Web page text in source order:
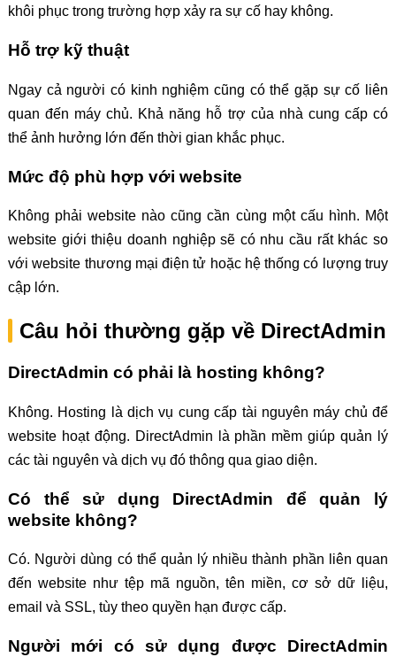
khôi phục trong trường hợp xảy ra sự cố hay không.
Hỗ trợ kỹ thuật
Ngay cả người có kinh nghiệm cũng có thể gặp sự cố liên
quan đến máy chủ. Khả năng hỗ trợ của nhà cung cấp có
thể ảnh hưởng lớn đến thời gian khắc phục.
Mức độ phù hợp với website
Không phải website nào cũng cần cùng một cấu hình. Một
website giới thiệu doanh nghiệp sẽ có nhu cầu rất khác so
với website thương mại điện tử hoặc hệ thống có lượng truy
cập lớn.
Câu hỏi thường gặp về DirectAdmin
DirectAdmin có phải là hosting không?
Không. Hosting là dịch vụ cung cấp tài nguyên máy chủ để
website hoạt động. DirectAdmin là phần mềm giúp quản lý
các tài nguyên và dịch vụ đó thông qua giao diện.
Có thể sử dụng DirectAdmin để quản lý
website không?
Có. Người dùng có thể quản lý nhiều thành phần liên quan
đến website như tệp mã nguồn, tên miền, cơ sở dữ liệu,
email và SSL, tùy theo quyền hạn được cấp.
Người mới có sử dụng được DirectAdmin